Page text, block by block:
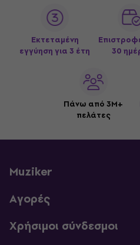
Εκτεταμένη
εγγύηση για 3 έτη
30
Πάνω από 3M+
πελάτες
Muziker
Αγορές
Χρήσιμοι σύνδεσμοι